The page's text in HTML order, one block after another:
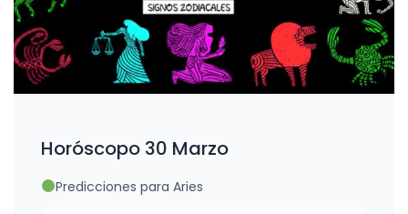
Horóscopo 30 Marzo
Predicciones para Aries